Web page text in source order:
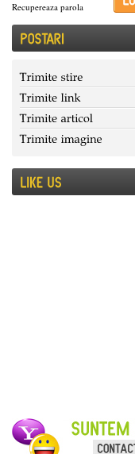
Recupereaza parola